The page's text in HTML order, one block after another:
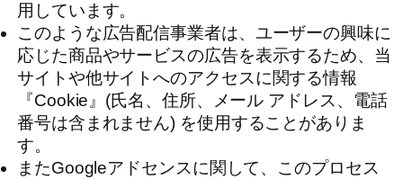
用しています。
このような広告配信事業者は、ユーザーの興味に
応じた商品やサービスの広告を表示するため、当
サイトや他サイトへのアクセスに関する情報
『Cookie』(氏名、住所、メール アドレス、電話
番号は含まれません) を使用することがありま
す。
またGoogleアドセンスに関して、このプロセス